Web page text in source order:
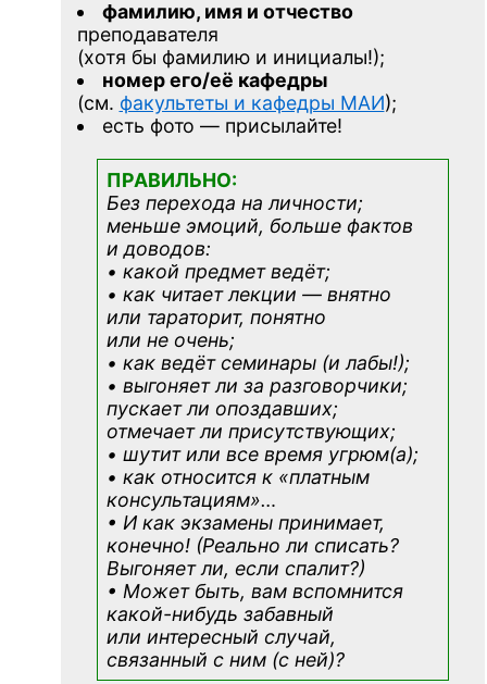
фамилию, имя и отчество
преподавателя
(хотя бы фамилию и инициалы!);
номер его/её кафедры
(см. факультеты и кафедры МАИ);
есть фото — присылайте!
ПРАВИЛЬНО:
Без перехода на личности;
меньше эмоций, больше фактов
и доводов:
• какой предмет ведёт;
• как читает лекции — внятно
или тараторит, понятно
или не очень;
• как ведёт семинары (и лабы!);
• выгоняет ли за разговорчики;
пускает ли опоздавших;
отмечает ли присутствующих;
• шутит или все время угрюм(а);
• как относится к «платным
консультациям»…
• И как экзамены принимает,
конечно! (Реально ли списать?
Выгоняет ли, если спалит?)
• Может быть, вам вспомнится
какой-нибудь забавный
или интересный случай,
связанный с ним (с ней)?